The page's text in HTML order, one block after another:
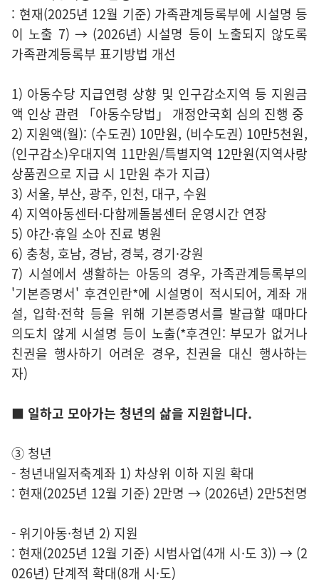
: 현재(2025년 12월 기준) 가족관계등록부에 시설명 등
이 노출 7) → (2026년) 시설명 등이 노출되지 않도록
가족관계등록부 표기방법 개선
1) 아동수당 지급연령 상향 및 인구감소지역 등 지원금
액 인상 관련 「아동수당법」 개정안국회 심의 진행 중
2) 지원액(월): (수도권) 10만원, (비수도권) 10만5천원,
(인구감소)우대지역 11만원/특별지역 12만원(지역사랑
상품권으로 지급 시 1만원 추가 지급)
3) 서울, 부산, 광주, 인천, 대구, 수원
4) 지역아동센터·다함께돌봄센터 운영시간 연장
5) 야간·휴일 소아 진료 병원
6) 충청, 호남, 경남, 경북, 경기·강원
7) 시설에서 생활하는 아동의 경우, 가족관계등록부의
'기본증명서' 후견인란*에 시설명이 적시되어, 계좌 개
설, 입학·전학 등을 위해 기본증명서를 발급할 때마다
의도치 않게 시설명 등이 노출(*후견인: 부모가 없거나
친권을 행사하기 어려운 경우, 친권을 대신 행사하는
자)
■ 일하고 모아가는 청년의 삶을 지원합니다.
③ 청년
- 청년내일저축계좌 1) 차상위 이하 지원 확대
: 현재(2025년 12월 기준) 2만명 → (2026년) 2만5천명
- 위기아동·청년 2) 지원
: 현재(2025년 12월 기준) 시범사업(4개 시·도 3)) → (2
026년) 단계적 확대(8개 시·도)